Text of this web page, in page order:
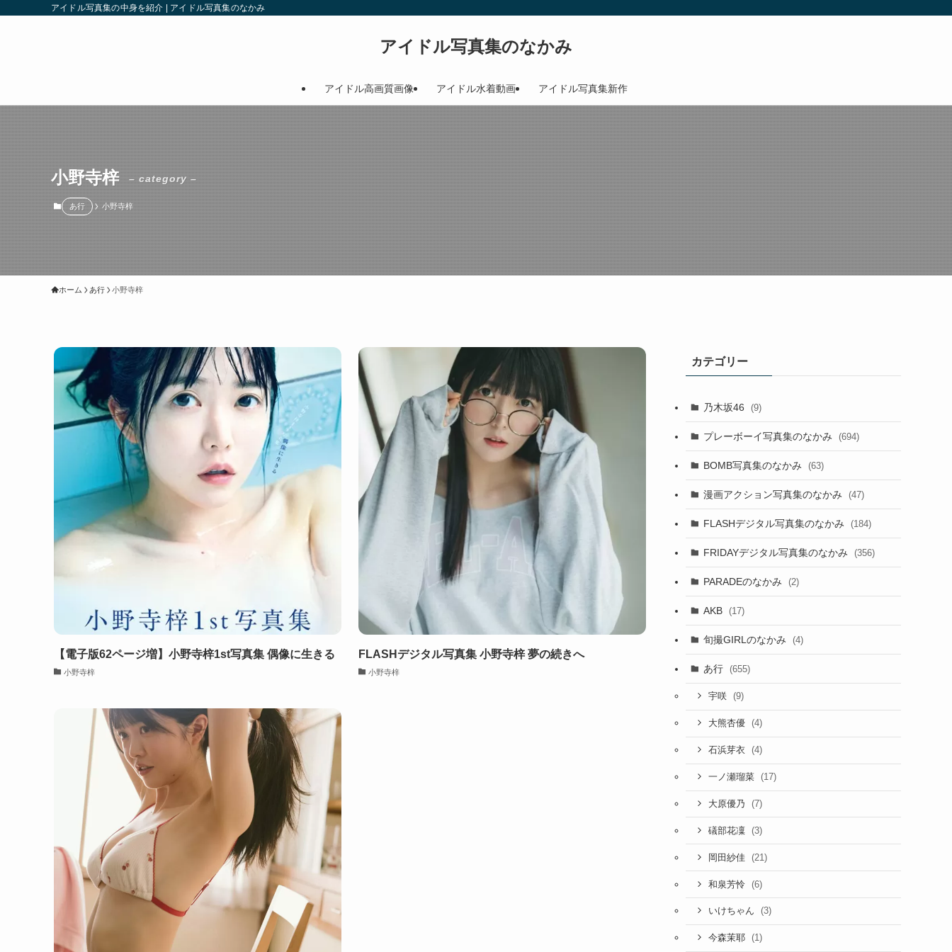
アイドル写真集の中身を紹介 | アイドル写真集のなかみ
アイドル写真集のなかみ
アイドル高画質画像 アイドル水着動画 アイドル写真集新作
小野寺梓 – category –
あ行 小野寺梓
ホーム あ行 小野寺梓
【電子版62ページ増】小野寺梓1st写真集 偶像に生きる
小野寺梓
FLASHデジタル写真集 小野寺梓 夢の続きへ
小野寺梓
カテゴリー
乃木坂46 (9)
プレーボーイ写真集のなかみ (694)
BOMB写真集のなかみ (63)
漫画アクション写真集のなかみ (47)
FLASHデジタル写真集のなかみ (184)
FRIDAYデジタル写真集のなかみ (356)
PARADEのなかみ (2)
AKB (17)
旬撮GIRLのなかみ (4)
あ行 (655)
宇咲 (9)
大熊杏優 (4)
石浜芽衣 (4)
一ノ瀬瑠菜 (17)
大原優乃 (7)
礒部花凜 (3)
岡田紗佳 (21)
和泉芳怜 (6)
いけちゃん (3)
今森茉耶 (1)